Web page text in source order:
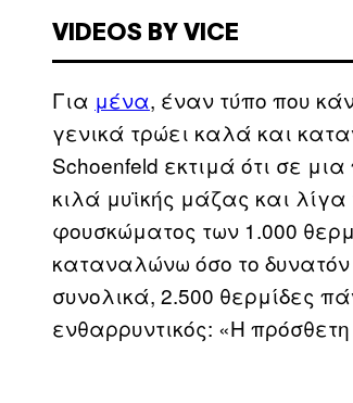
VIDEOS BY VICE
Για μένα, έναν τύπο που
γενικά τρώει καλά και
Schoenfeld εκτιμά ότι σε
κιλά μυϊκής μάζας και
φουσκώματος των 1.000
καταναλώνω όσο το
συνολικά, 2.500 θερμίδες
ενθαρρυντικός: «Η